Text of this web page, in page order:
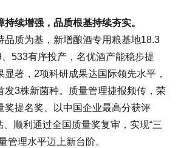
续增强，品质根基持续夯实。
质为基，新增酿酒专用粮基地18.3
533有序投产，名优酒产能稳步提
显著，2项科研成果达国际领先水平，
发3株新菌种。质量管理捷报频传，荣
奖提名奖、以中国企业最高分获评
、顺利通过全国质量奖复审，实现“三
管理水平迈上新台阶。